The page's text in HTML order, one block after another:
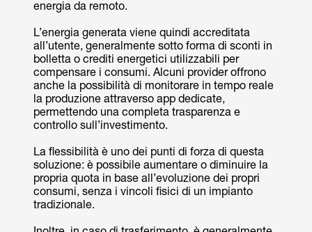
energia da remoto.
L’energia generata viene quindi accreditata
all’utente, generalmente sotto forma di sconti in
bolletta o crediti energetici utilizzabili per
compensare i consumi. Alcuni provider offrono
anche la possibilità di monitorare in tempo reale
la produzione attraverso app dedicate,
permettendo una completa trasparenza e
controllo sull’investimento.
La flessibilità è uno dei punti di forza di questa
soluzione: è possibile aumentare o diminuire la
propria quota in base all’evoluzione dei propri
consumi, senza i vincoli fisici di un impianto
tradizionale.